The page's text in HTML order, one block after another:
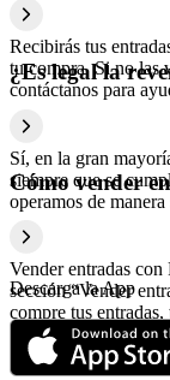
Recibirás tus
tu compra. Si no las
contáctanos para
¿Es legal la
Sí, en la gran
siempre que se
operamos de
Cómo vender
Vender entradas
sección “Vender
compre tus
confirmación con la
Descarga la App